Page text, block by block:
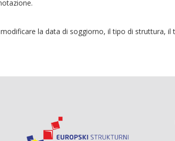
la data di soggiorno, il tipo di struttura,